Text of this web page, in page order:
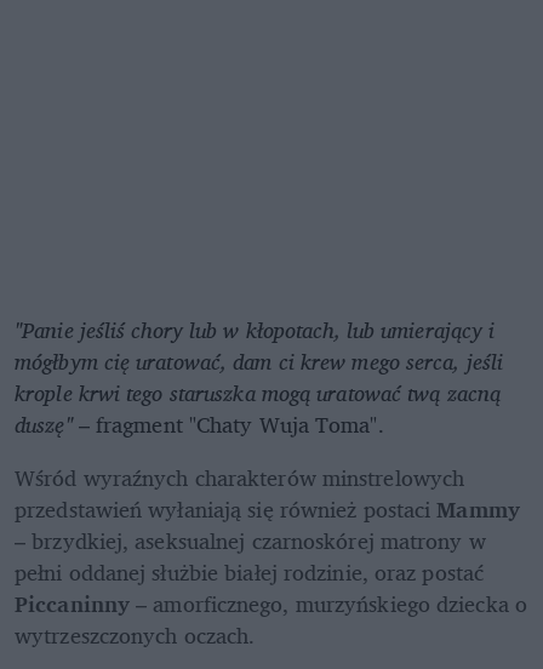
"Panie jeśliś chory lub w kłopotach, lub umierający i
mógłbym cię uratować, dam ci krew mego serca, jeśli
krople krwi tego staruszka mogą uratować twą zacną
duszę" – fragment "Chaty Wuja Toma".
Wśród wyraźnych charakterów minstrelowych
przedstawień wyłaniają się również postaci Mammy
– brzydkiej, aseksualnej czarnoskórej matrony w
Piccaninny – amorficznego, murzyńskiego dziecka o
wytrzeszczonych oczach.